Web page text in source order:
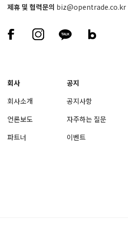
제휴 및 협력문의 biz@opentrade.co.kr
회사
회사소개
언론보도
파트너
공지
공지사항
자주하는 질문
이벤트